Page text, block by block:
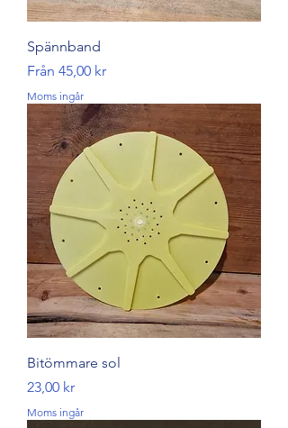
Spännband
Från 45,00 kr
Reapris
Moms ingår
Bitömmare sol
Pris
23,00 kr
Moms ingår